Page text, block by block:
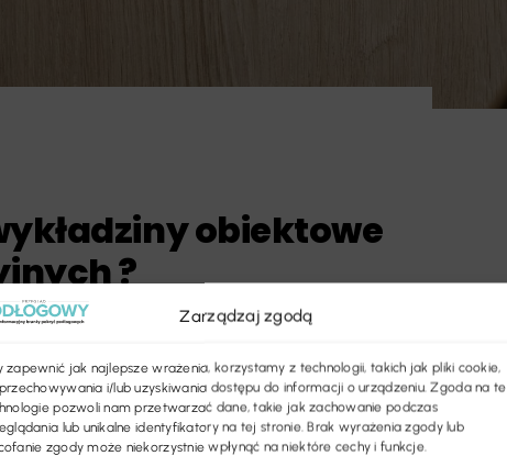
Zarządzaj zgodą
zapewnić jak najlepsze wrażenia, korzystamy z technologii, takich jak pliki cookie,
i/lub uzyskiwania dostępu do informacji o urządzeniu. Zgoda na te
pozwoli nam przetwarzać dane, takie jak zachowanie podczas
lub unikalne identyfikatory na tej stronie. Brak wyrażenia zgody lub
zgody może niekorzystnie wpłynąć na niektóre cechy i funkcje.
obiektowe
?
wymaganiom w zakresie trwałości,
do charakteru aranżacji danego
biura, [...]